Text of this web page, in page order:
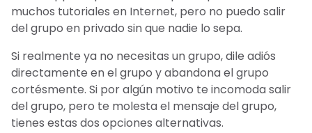
muchos tutoriales en Internet, pero no puedo salir
del grupo en privado sin que nadie lo sepa.
Si realmente ya no necesitas un grupo, dile adiós
directamente en el grupo y abandona el grupo
cortésmente. Si por algún motivo te incomoda salir
del grupo, pero te molesta el mensaje del grupo,
tienes estas dos opciones alternativas.